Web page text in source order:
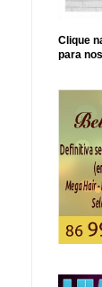
Clique
para